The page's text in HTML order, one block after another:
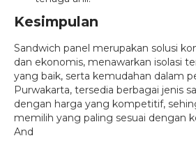
Kesimpulan
Sandwich panel merupakan solusi
dan ekonomis, menawarkan isolasi
yang baik, serta kemudahan dalam
Purwakarta, tersedia berbagai jenis
dengan harga yang kompetitif,
memilih yang paling sesuai dengan
And